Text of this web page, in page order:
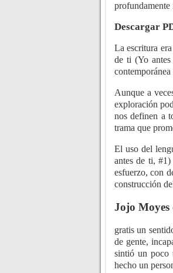
Descargar
La escritura
de ti (Yo
Aunque a
exploración
nos definen a
trama que
El uso del
antes de ti,
esfuerzo, con
construcción
Jojo Moyes
gratis un
de gente,
sintió un poco
hecho un